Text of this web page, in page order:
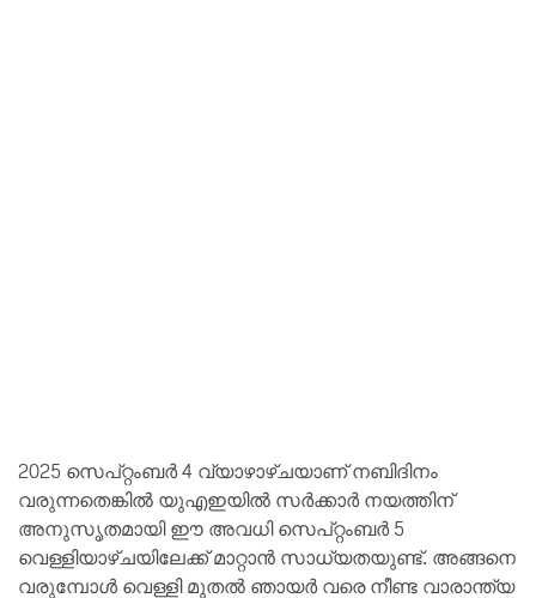
2025 സെപ്റ്റംബർ 4 വ്യാഴാഴ്ചയാണ് നബിദിനം
വരുന്നതെങ്കിൽ യുഎഇയിൽ സർക്കാർ നയത്തിന്
അനുസൃതമായി ഈ അവധി സെപ്റ്റംബർ 5
വെള്ളിയാഴ്ചയിലേക്ക് മാറ്റാൻ സാധ്യതയുണ്ട്. അങ്ങനെ
വരുമ്പോൾ വെള്ളി മുതൽ ഞായർ വരെ നീണ്ട വാരാന്ത്യ